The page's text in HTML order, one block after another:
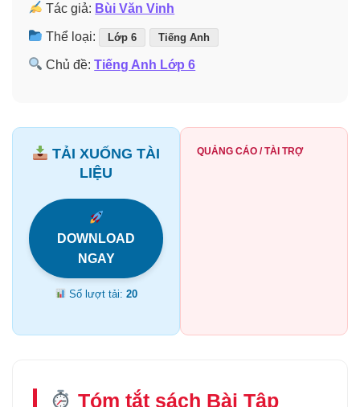
Tác giả: Bùi Văn Vinh
Thể loại: Lớp 6 Tiếng Anh
Chủ đề:Tiếng Anh Lớp 6
TẢI XUỐNG TÀI
LIỆU
DOWNLOAD
NGAY
Số lượt tải:20
QUẢNG CÁO / TÀI TRỢ
Tóm tắt sách Bài Tập